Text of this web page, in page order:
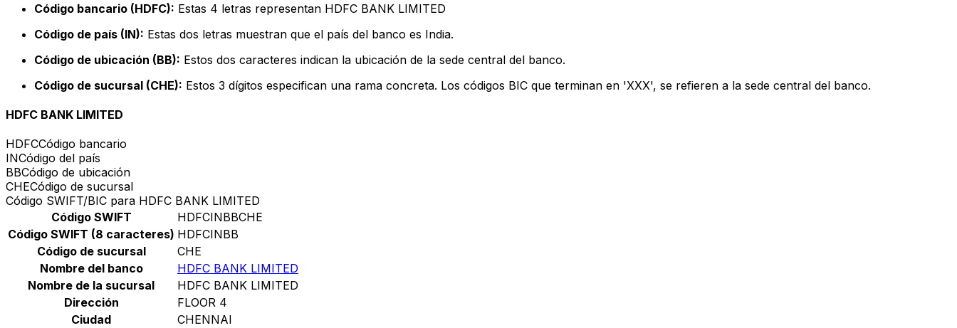
Código bancario (HDFC): Estas 4 letras representan HDFC BANK LIMITED
Código de país (IN): Estas dos letras muestran que el país del banco es India.
Código de ubicación (BB): Estos dos caracteres indican la ubicación de la sede central del banco.
Código de sucursal (CHE): Estos 3 dígitos especifican una rama concreta. Los códigos BIC que terminan en 'XXX', se refieren a la sede central del banco.
HDFC BANK LIMITED
HDFCCódigo bancario
INCódigo del país
BBCódigo de ubicación
CHECódigo de sucursal
Código SWIFT/BIC para HDFC BANK LIMITED
Código SWIFT
HDFCINBBCHE
Código SWIFT (8 caracteres) HDFCINBB
Código de sucursal
CHE
Nombre del banco
HDFC BANK LIMITED
Nombre de la sucursal
HDFC BANK LIMITED
Dirección
FLOOR 4
Ciudad
CHENNAI